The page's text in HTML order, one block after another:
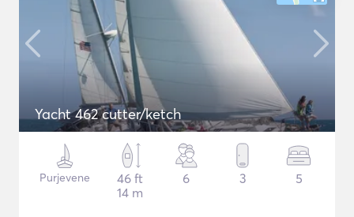
Yacht 462 cutter/ketch
Purjevene
46 ft
14 m
6 3 5